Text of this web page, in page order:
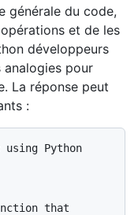
générale du code,
et de les
développeurs
analogies pour
La réponse peut
:
using Python
that